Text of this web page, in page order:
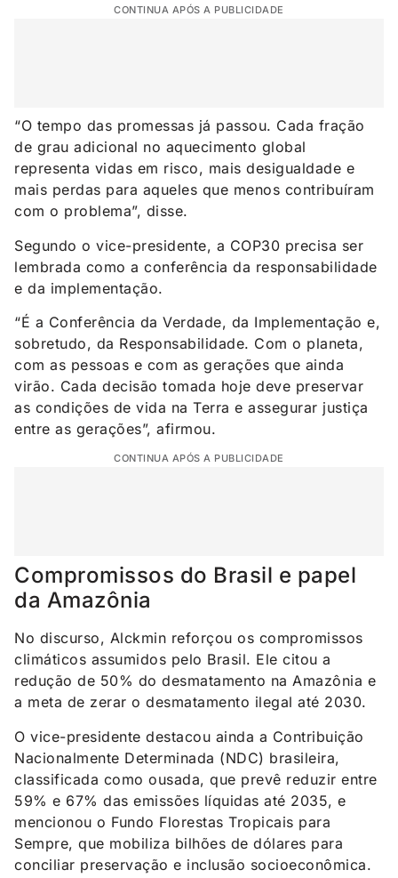
CONTINUA APÓS A PUBLICIDADE
“O tempo das promessas já passou. Cada fração
de grau adicional no aquecimento global
representa vidas em risco, mais desigualdade e
mais perdas para aqueles que menos contribuíram
com o problema”, disse.
Segundo o vice-presidente, a COP30 precisa ser
lembrada como a conferência da responsabilidade
e da implementação.
“É a Conferência da Verdade, da Implementação e,
sobretudo, da Responsabilidade. Com o planeta,
com as pessoas e com as gerações que ainda
virão. Cada decisão tomada hoje deve preservar
as condições de vida na Terra e assegurar justiça
entre as gerações”, afirmou.
CONTINUA APÓS A PUBLICIDADE
Compromissos do Brasil e papel
da Amazônia
No discurso, Alckmin reforçou os compromissos
climáticos assumidos pelo Brasil. Ele citou a
redução de 50% do desmatamento na Amazônia e
a meta de zerar o desmatamento ilegal até 2030.
O vice-presidente destacou ainda a Contribuição
Nacionalmente Determinada (NDC) brasileira,
classificada como ousada, que prevê reduzir entre
59% e 67% das emissões líquidas até 2035, e
mencionou o Fundo Florestas Tropicais para
Sempre, que mobiliza bilhões de dólares para
conciliar preservação e inclusão socioeconômica.